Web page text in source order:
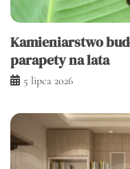
Kamieniarstwo
parapety na lata
5 lipca 2026